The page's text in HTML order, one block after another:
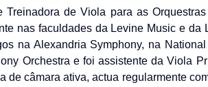
Treinadora de Viola para as
nas faculdades da Levine Music e da
na Alexandria Symphony, na
Orchestra e foi assistente da Viola
de câmara ativa, actua regularmente